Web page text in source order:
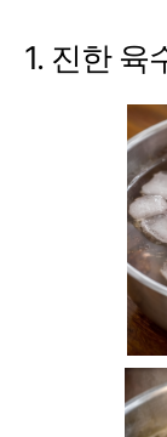
1. 진한 육